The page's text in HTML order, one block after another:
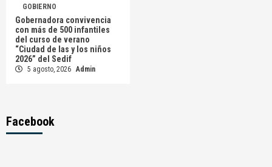
GOBIERNO
Gobernadora convivencia
con más de 500 infantiles
del curso de verano
“Ciudad de las y los niños
2026” del Sedif
5 agosto, 2026 Admin
Facebook